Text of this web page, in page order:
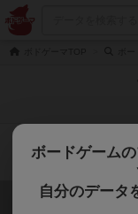
ボードゲーム
自分のデータ